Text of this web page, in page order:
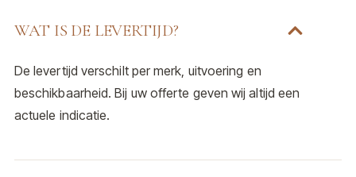
WAT IS DE LEVERTIJD?
De levertijd verschilt per merk, uitvoering en
beschikbaarheid. Bij uw offerte geven wij altijd een
actuele indicatie.